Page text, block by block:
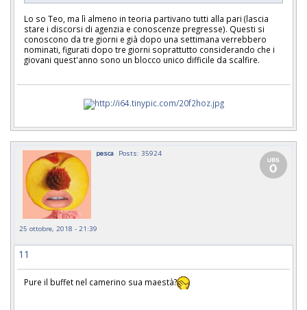
Lo so Teo, ma lì almeno in teoria partivano tutti alla pari (lascia
stare i discorsi di agenzia e conoscenze pregresse). Questi si
conoscono da tre giorni e già dopo una settimana verrebbero
nominati, figurati dopo tre giorni soprattutto considerando che i
giovani quest'anno sono un blocco unico difficile da scalfire.
pesca Posts: 35924
25 ottobre, 2018 - 21:39
11
Pure il buffet nel camerino sua maestà?